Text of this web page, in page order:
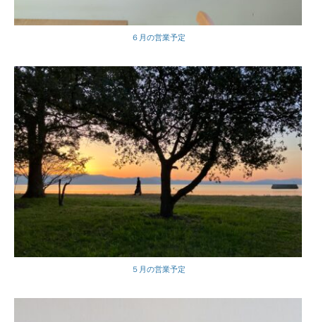
６月の営業予定
５月の営業予定